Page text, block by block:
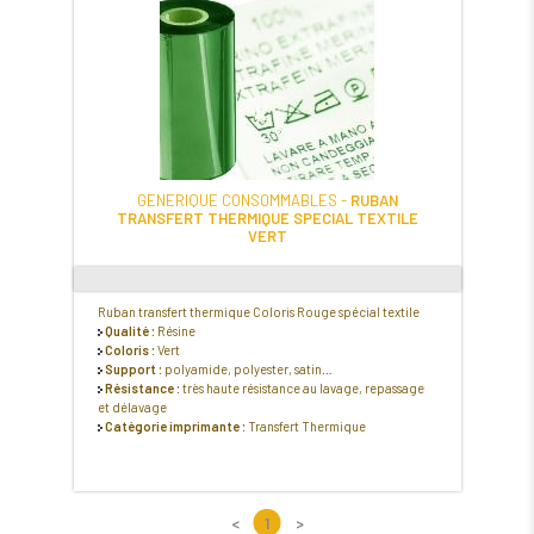
GENERIQUE CONSOMMABLES - RUBAN
TRANSFERT THERMIQUE SPECIAL TEXTILE
VERT
Ruban transfert thermique Coloris Rouge spécial textile
Qualité : Résine
Coloris : Vert
Support : polyamide, polyester, satin…
Résistance : très haute résistance au lavage, repassage
et délavage
Catégorie imprimante : Transfert Thermique
< 1 >